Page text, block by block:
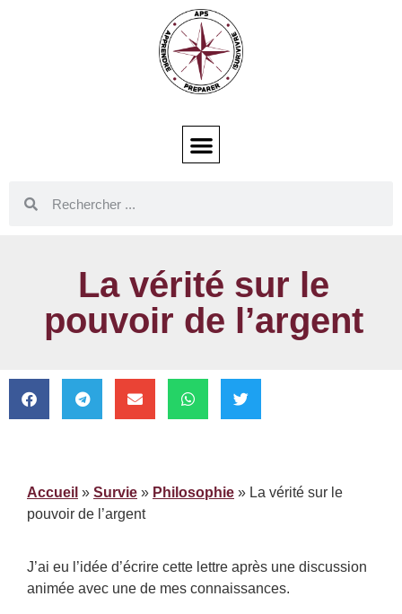
La vérité sur le
pouvoir de l’argent
Accueil » Survie » Philosophie » La vérité sur le
pouvoir de l’argent
J’ai eu l’idée d’écrire cette lettre après une discussion
animée avec une de mes connaissances.